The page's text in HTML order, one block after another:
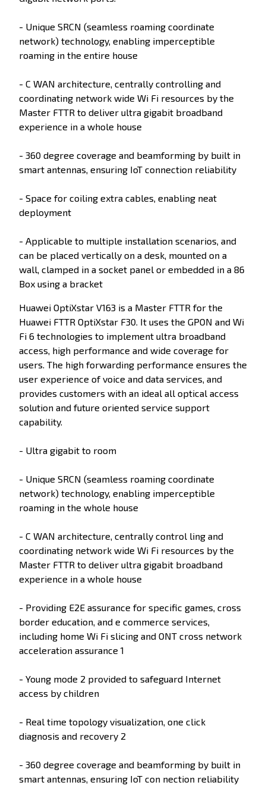
- Unique SRCN (seamless roaming coordinate
network) technology, enabling imperceptible
roaming in the entire house
- C WAN architecture, centrally controlling and
coordinating network wide Wi Fi resources by the
Master FTTR to deliver ultra gigabit broadband
experience in a whole house
- 360 degree coverage and beamforming by built in
smart antennas, ensuring IoT connection reliability
- Space for coiling extra cables, enabling neat
deployment
- Applicable to multiple installation scenarios, and
can be placed vertically on a desk, mounted on a
wall, clamped in a socket panel or embedded in a 86
Box using a bracket
Huawei OptiXstar V163 is a Master FTTR for the
Huawei FTTR OptiXstar F30. It uses the GPON and Wi
Fi 6 technologies to implement ultra broadband
access, high performance and wide coverage for
users. The high forwarding performance ensures the
user experience of voice and data services, and
provides customers with an ideal all optical access
solution and future oriented service support
capability.
- Ultra gigabit to room
- Unique SRCN (seamless roaming coordinate
network) technology, enabling imperceptible
roaming in the whole house
- C WAN architecture, centrally control ling and
coordinating network wide Wi Fi resources by the
Master FTTR to deliver ultra gigabit broadband
experience in a whole house
- Providing E2E assurance for specific games, cross
border education, and e commerce services,
including home Wi Fi slicing and ONT cross network
acceleration assurance 1
- Young mode 2 provided to safeguard Internet
access by children
- Real time topology visualization, one click
diagnosis and recovery 2
- 360 degree coverage and beamforming by built in
smart antennas, ensuring IoT con nection reliability